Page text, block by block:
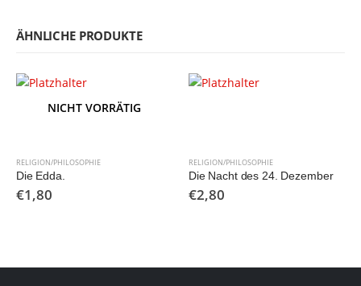
ÄHNLICHE PRODUKTE
NICHT VORRÄTIG
RELIGION/PHILOSOPHIE
Die Edda.
€1,80
RELIGION/PHILOSOPHIE
Die Nacht des 24. Dezember
€2,80